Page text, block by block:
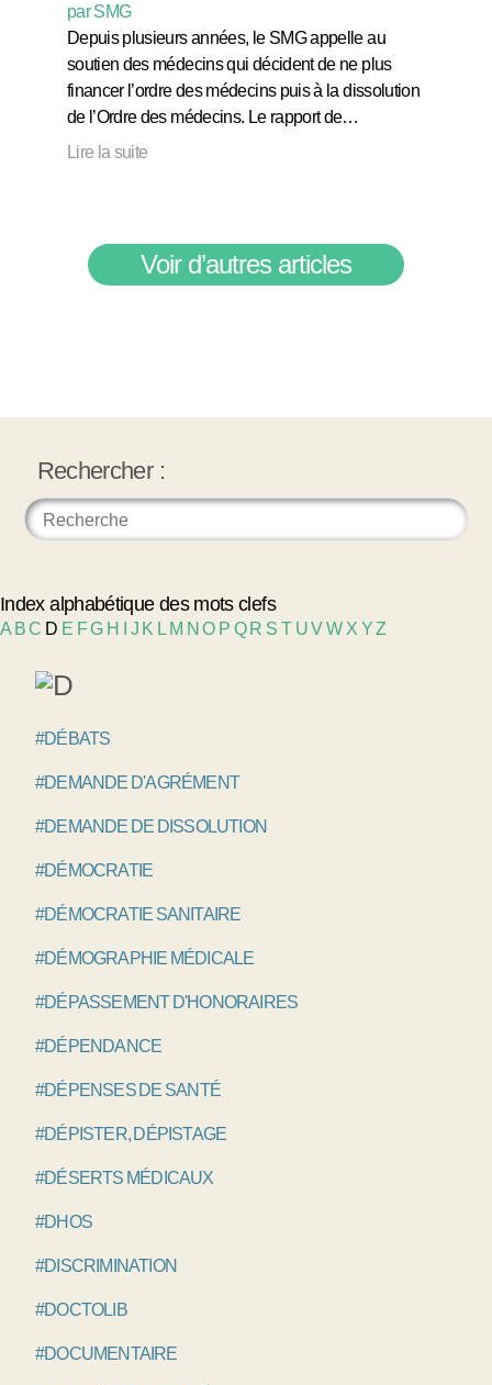
par SMG
Depuis plusieurs années, le SMG appelle au
soutien des médecins qui décident de ne plus
financer l’ordre des médecins puis à la dissolution
de l’Ordre des médecins. Le rapport de…
Lire la suite
Voir d’autres articles
Rechercher :
Index alphabétique des mots clefs
A BC D E FG H J K L M NO P Q R S T UVW X YZ
#DÉBATS
#DEMANDE D'AGRÉMENT
#DEMANDE DE DISSOLUTION
#DÉMOCRATIE
#DÉMOCRATIE SANITAIRE
#DÉMOGRAPHIE MÉDICALE
#DÉPASSEMENT D'HONORAIRES
#DÉPENDANCE
#DÉPENSES DE SANTÉ
#DÉPISTER, DÉPISTAGE
#DÉSERTS MÉDICAUX
#DHOS
#DISCRIMINATION
#DOCTOLIB
#DOCUMENTAIRE